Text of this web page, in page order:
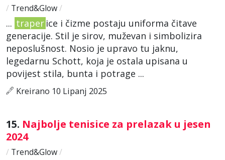
/ Trend&Glow/
... traper ice i čizme postaju uniforma čitave
generacije. Stil je sirov, muževan i simbolizira
neposlušnost. Nosio je upravo tu jaknu,
legedarnu Schott, koja je ostala upisana u
povijest stila, bunta i potrage ...
Kreirano 10 Lipanj 2025
15. Najbolje tenisice za prelazak u jesen
2024
/ Trend&Glow/